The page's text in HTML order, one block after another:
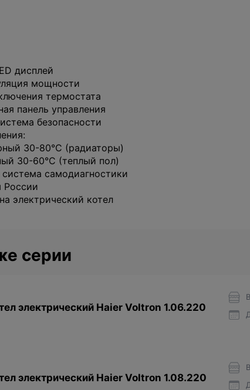
дисплей
мощности
термостата
панель управления
безопасности
30-80°C (радиаторы)
30-60°C (теплый пол)
система самодиагностики
России
электрический котел
серии
электрический Haier Voltron 1.06.220
электрический Haier Voltron 1.08.220